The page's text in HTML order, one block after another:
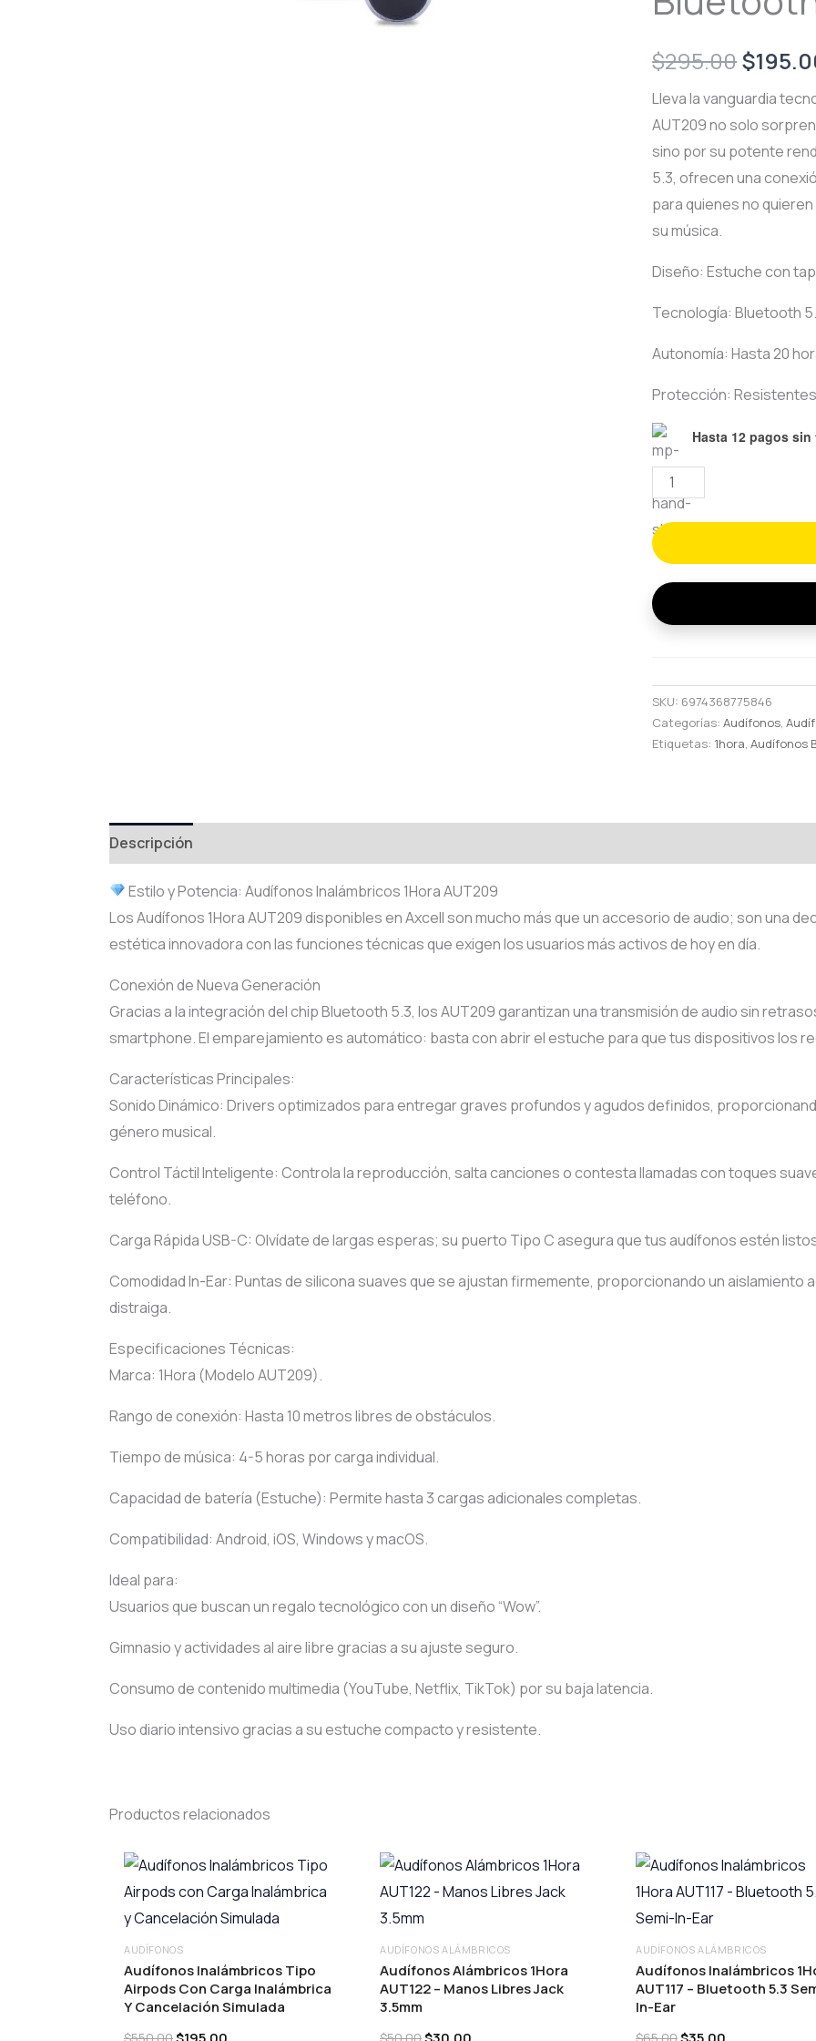
$295.00
price
was:
$
Lleva la vanguardia
AUT209 no solo
sino por su potente
5.3, ofrecen una
para quienes no
su música.
Diseño: Estuche con
Tecnología: Bluetooth
Autonomía: Hasta 20
Protección:
Hasta 12 pagos sin
Audífonos
Inalámbricos
Bluetooth
1Hora
AUT209
cantidad
SKU: 6974368775846
Categorías:Audífonos,
Etiquetas: 1hora,Audífonos
Descripción
Estilo y Potencia: Audífonos Inalámbricos 1Hora AUT209
Los Audífonos 1Hora AUT209 disponibles en Axcell son mucho más que un accesorio de audio; son una
estética innovadora con las funciones técnicas que exigen los usuarios más activos de hoy en día.
Conexión de Nueva Generación
Gracias a la integración del chip Bluetooth 5.3, los AUT209 garantizan una transmisión de audio sin
smartphone. El emparejamiento es automático: basta con abrir el estuche para que tus dispositivos los
Características Principales:
Sonido Dinámico: Drivers optimizados para entregar graves profundos y agudos definidos,
género musical.
Control Táctil Inteligente: Controla la reproducción, salta canciones o contesta llamadas con toques
teléfono.
Carga Rápida USB-C: Olvídate de largas esperas; su puerto Tipo C asegura que tus audífonos estén
Comodidad In-Ear: Puntas de silicona suaves que se ajustan firmemente, proporcionando un
distraiga.
Especificaciones Técnicas:
Marca: 1Hora (Modelo AUT209).
Rango de conexión: Hasta 10 metros libres de obstáculos.
Tiempo de música: 4-5 horas por carga individual.
Capacidad de batería (Estuche): Permite hasta 3 cargas adicionales completas.
Compatibilidad: Android, iOS, Windows y macOS.
Ideal para:
Usuarios que buscan un regalo tecnológico con un diseño “Wow”.
Gimnasio y actividades al aire libre gracias a su ajuste seguro.
Consumo de contenido multimedia (YouTube, Netflix, TikTok) por su baja latencia.
Uso diario intensivo gracias a su estuche compacto y resistente.
Productos relacionados
AUDÍFONOS
Audífonos Inalámbricos Tipo
Airpods Con Carga Inalámbrica
Y Cancelación Simulada
$550.00Original
AUDÍFONOS ALÁMBRICOS
Audífonos Alámbricos 1Hora
AUT122 – Manos Libres Jack
3.5mm
$50.00Original
AUDÍFONOS ALÁMBRICOS
Audífonos Inalámbricos
AUT117 – Bluetooth 5.3
In-Ear
$65.00Original